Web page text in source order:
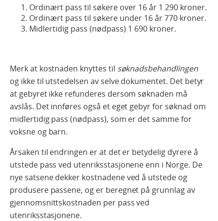
Ordinært pass til søkere over 16 år 1 290 kroner.
Ordinært pass til søkere under 16 år 770 kroner.
Midlertidig pass (nødpass) 1 690 kroner.
Merk at kostnaden knyttes til søknadsbehandlingen
og ikke til utstedelsen av selve dokumentet. Det betyr
at gebyret ikke refunderes dersom søknaden må
avslås. Det innføres også et eget gebyr for søknad om
midlertidig pass (nødpass), som er det samme for
voksne og barn.
Årsaken til endringen er at det er betydelig dyrere å
utstede pass ved utenriksstasjonene enn i Norge. De
nye satsene dekker kostnadene ved å utstede og
produsere passene, og er beregnet på grunnlag av
gjennomsnittskostnaden per pass ved
utenriksstasjonene.